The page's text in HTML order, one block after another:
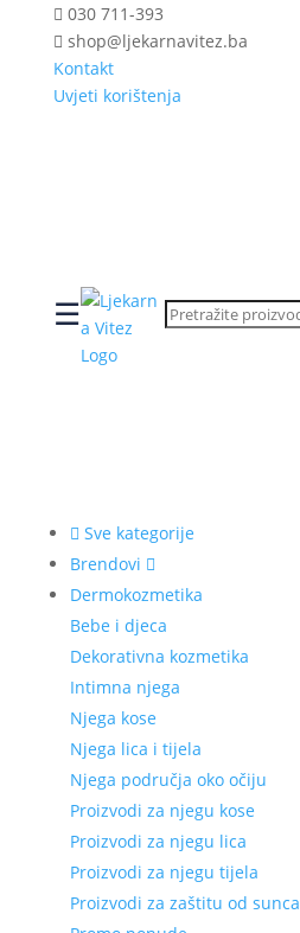
030 711-393
shop@ljekarnavitez.ba
Kontakt
Uvjeti korištenja
☰
Sve kategorije
Brendovi
Dermokozmetika
Bebe i djeca
Dekorativna kozmetika
Intimna njega
Njega kose
Njega lica i tijela
Njega područja oko očiju
Proizvodi za njegu kose
Proizvodi za njegu lica
Proizvodi za njegu tijela
Proizvodi za zaštitu od sunca